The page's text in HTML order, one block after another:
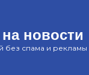
новости
без спама и рекламы